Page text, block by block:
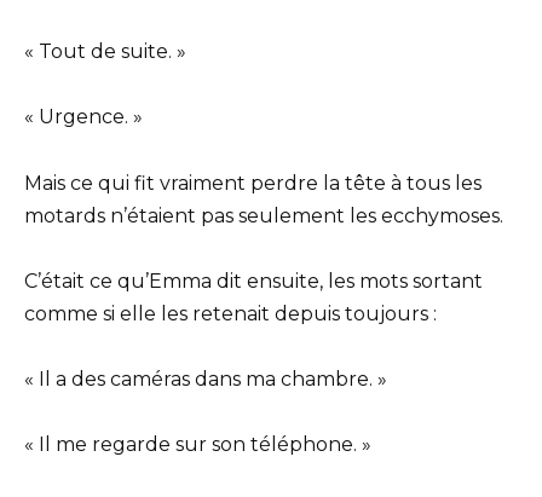
« Tout de suite. »
« Urgence. »
Mais ce qui fit vraiment perdre la tête à tous les
motards n’étaient pas seulement les ecchymoses.
C’était ce qu’Emma dit ensuite, les mots sortant
comme si elle les retenait depuis toujours :
« Il a des caméras dans ma chambre. »
« Il me regarde sur son téléphone. »